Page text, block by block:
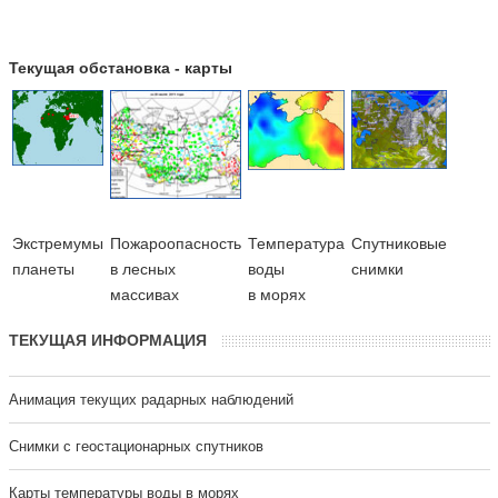
Текущая обстановка - карты
Экстремумы
планеты
Пожароопасность
в лесных
массивах
Температура
воды
в морях
Cпутниковые
снимки
ТЕКУЩАЯ ИНФОРМАЦИЯ
Анимация текущих радарных наблюдений
Cнимки с геостационарных спутников
Карты температуры воды в морях